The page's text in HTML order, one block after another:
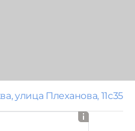
улица Плеханова, 11с35